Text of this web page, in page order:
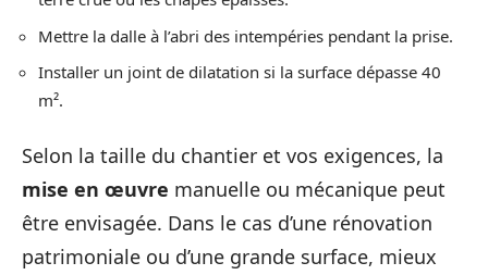
Mettre la dalle à l’abri des intempéries pendant la prise.
Installer un joint de dilatation si la surface dépasse 40
m².
Selon la taille du chantier et vos exigences, la
mise en œuvre manuelle ou mécanique peut
être envisagée. Dans le cas d’une rénovation
patrimoniale ou d’une grande surface, mieux